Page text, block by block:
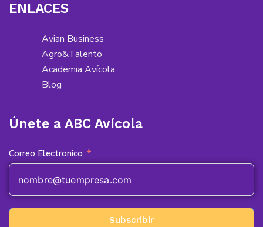
ENLACES
Avian Business
Agro&Talento
Academia Avícola
Blog
Únete a ABC Avícola
Correo Electronico
Subscribir